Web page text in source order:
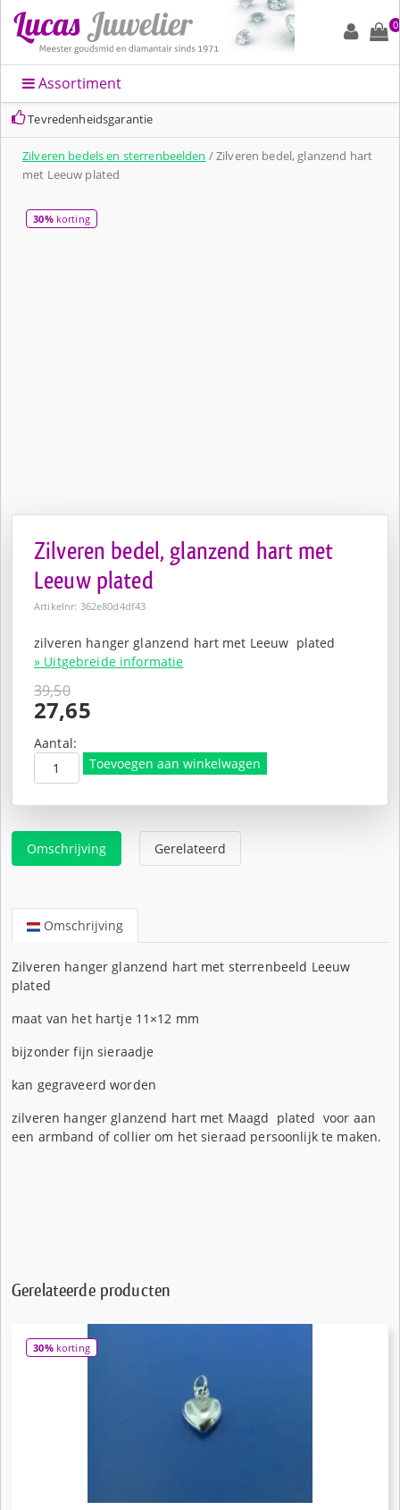
0
Assortiment
Tevredenheidsgarantie
Zilveren bedels en sterrenbeelden / Zilveren bedel, glanzend hart
met Leeuw plated
30%korting
Zilveren bedel, glanzend hart met
Leeuw plated
Artikelnr: 362e80d4df43
zilveren hanger glanzend hart met Leeuw plated
» Uitgebreide informatie
39,50
Oorspronkelijke
prijs
was:
€39,50.
27,65
Huidige
prijs
is:
€27,65.
Aantal:
Toevoegen aan winkelwagen
Omschrijving Gerelateerd
Omschrijving
Zilveren hanger glanzend hart met sterrenbeeld Leeuw
plated
maat van het hartje 11×12 mm
bijzonder fijn sieraadje
kan gegraveerd worden
zilveren hanger glanzend hart met Maagd plated voor aan
een armband of collier om het sieraad persoonlijk te maken.
Gerelateerde producten
30%korting